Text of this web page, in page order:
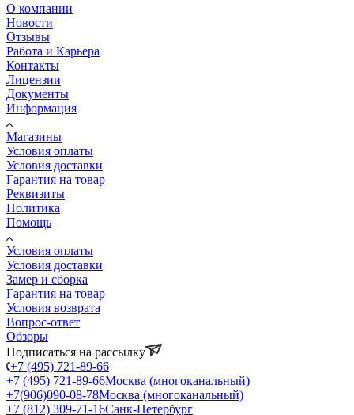
О компании
Новости
Отзывы
Работа и Карьера
Контакты
Лицензии
Документы
Информация
Магазины
Условия оплаты
Условия доставки
Гарантия на товар
Реквизиты
Политика
Помощь
Условия оплаты
Условия доставки
Замер и сборка
Гарантия на товар
Условия возврата
Вопрос-ответ
Обзоры
Подписаться на рассылку
+7 (495) 721-89-66
+7 (495) 721-89-66Москва (многоканальный)
+7(906)090-08-78Москва (многоканальный)
+7 (812) 309-71-16Санк-Петербург